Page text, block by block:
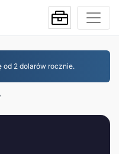
2 dolarów rocznie.